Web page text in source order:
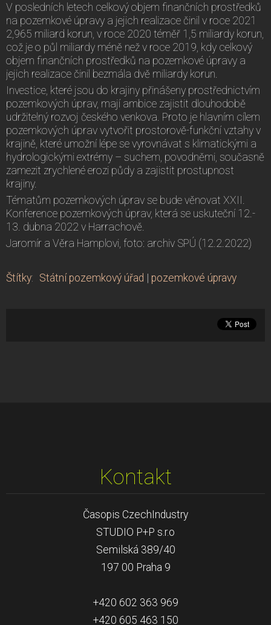
V posledních letech celkový objem finančních prostředků
na pozemkové úpravy a jejich realizace činil v roce 2021
2,965 miliard korun, v roce 2020 téměř 1,5 miliardy korun,
což je o půl miliardy méně než v roce 2019, kdy celkový
objem finančních prostředků na pozemkové úpravy a
jejich realizace činil bezmála dvě miliardy korun.
Investice, které jsou do krajiny přinášeny prostřednictvím
pozemkových úprav, mají ambice zajistit dlouhodobě
udržitelný rozvoj českého venkova. Proto je hlavním cílem
pozemkových úprav vytvořit prostorově-funkční vztahy v
krajině, které umožní lépe se vyrovnávat s klimatickými a
hydrologickými extrémy – suchem, povodněmi, současně
zamezit zrychlené erozi půdy a zajistit prostupnost
krajiny.
Tématům pozemkových úprav se bude věnovat XXII.
Konference pozemkových úprav, která se uskuteční 12.-
13. dubna 2022 v Harrachově.
Jaromír a Věra Hamplovi, foto: archiv SPÚ (12.2.2022)
Štítky: Státní pozemkový úřad | pozemkové úpravy
Kontakt
Časopis CzechIndustry
STUDIO P+P s.r.o
Semilská 389/40
197 00 Praha 9
+420 602 363 969
+420 605 463 150